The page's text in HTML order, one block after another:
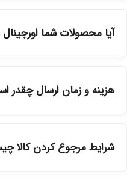
سفارشات در سایت، وضعیت
آیا محصولات شما
نمایندگی‌های معتبر تهیه
هزینه و زمان ارسال چقدر
شرایط مرجوع کردن کالا